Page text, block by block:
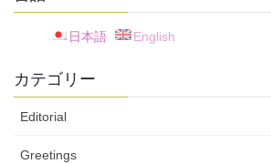
日本語 English
カテゴリー
Editorial
Greetings